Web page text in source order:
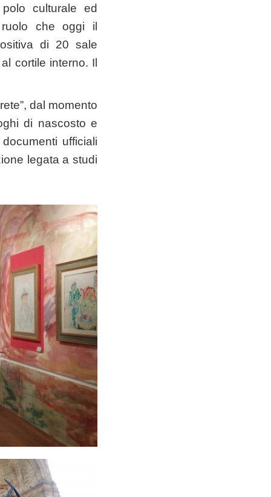
culturale ed
ruolo che oggi il
di 20 sale
cortile interno. Il
dal momento
di nascosto e
ufficiali
legata a studi